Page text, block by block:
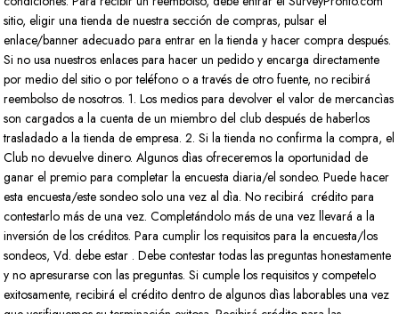
sitio, eligir una tienda de nuestra sección de compras, pulsar el
enlace/banner adecuado para entrar en la tienda y hacer compra después.
Si no usa nuestros enlaces para hacer un pedido y encarga directamente
por medio del sitio o por teléfono o a través de otro fuente, no recibirá
reembolso de nosotros. 1. Los medios para devolver el valor de mercancìas
son cargados a la cuenta de un miembro del club después de haberlos
trasladado a la tienda de empresa. 2. Si la tienda no confirma la compra, el
Club no devuelve dinero. Algunos dìas ofreceremos la oportunidad de
ganar el premio para completar la encuesta diaria/el sondeo. Puede hacer
esta encuesta/este sondeo solo una vez al dìa. No recibirá crédito para
contestarlo más de una vez. Completándolo más de una vez llevará a la
inversión de los créditos. Para cumplir los requisitos para la encuesta/los
sondeos, Vd. debe estar . Debe contestar todas las preguntas honestamente
y no apresurarse con las preguntas. Si cumple los requisitos y competelo
exitosamente, recibirá el crédito dentro de algunos dìas laborables una vez